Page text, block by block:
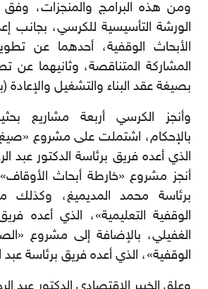
وﻣﻦ ھﺬه اﻟﺒﺮاﻣﺞ واﻟﻤﻨﺠﺰات، وﻓﻖ
اﻟﻮرﺷﺔ اﻟﺘﺄﺳﯿﺴﯿﺔ ﻟﻠﻜﺮﺳﻲ، ﺑﺠﺎﻧﺐ
اﻷﺑﺤﺎث اﻟﻮﻗﻔﯿﺔ، أﺣﺪھﻤﺎ ﻋﻦ
اﻟﻤﺸﺎرﻛﺔ اﻟﻤﺘﻨﺎﻗﺼﺔ، وﺛﺎﻧﯿﮭﻤﺎ ﻋﻦ
ﺑﺼﯿﻐﺔ ﻋﻘﺪ اﻟﺒﻨﺎء واﻟﺘﺸﻐﯿﻞ واﻹﻋﺎدة
وأﻧﺠﺰ اﻟﻜﺮﺳﻲ أرﺑﻌﺔ ﻣﺸﺎرﯾﻊ
ﺑﺎﻹﺣﻜﺎم، اﺷﺘﻤﻠﺖ ﻋﻠﻰ ﻣﺸﺮوع
اﻟﺬي أﻋﺪه ﻓﺮﯾﻖ ﺑﺮﺋﺎﺳﺔ اﻟﺪﻛﺘﻮر ﻋﺒﺪ
أﻧﺠﺰ ﻣﺸﺮوع «ﺧﺎرطﺔ أﺑﺤﺎث
ﺑﺮﺋﺎﺳﺔ ﻣﺤﻤﺪ اﻟﻤﺪﯾﻤﯿﻎ، وﻛﺬﻟﻚ
اﻟﻮﻗﻔﯿﺔ اﻟﺘﻌﻠﯿﻤﯿﺔ»، اﻟﺬي أﻋﺪه
اﻟﻐﻔﯿﻠﻲ، ﺑﺎﻹﺿﺎﻓﺔ إﻟﻰ ﻣﺸﺮوع
اﻟﻮﻗﻔﯿﺔ»، اﻟﺬي أﻋﺪه ﻓﺮﯾﻖ ﺑﺮﺋﺎﺳﺔ